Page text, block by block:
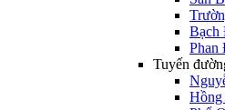
Bạch
Phan
Tuyến
Hồng